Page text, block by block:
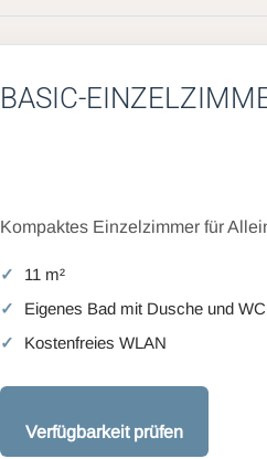
BASIC-
Kompaktes Einzelzimmer für
11 m²
Eigenes Bad mit Dusche und WC
Kostenfreies WLAN
Verfügbarkeit prüfen